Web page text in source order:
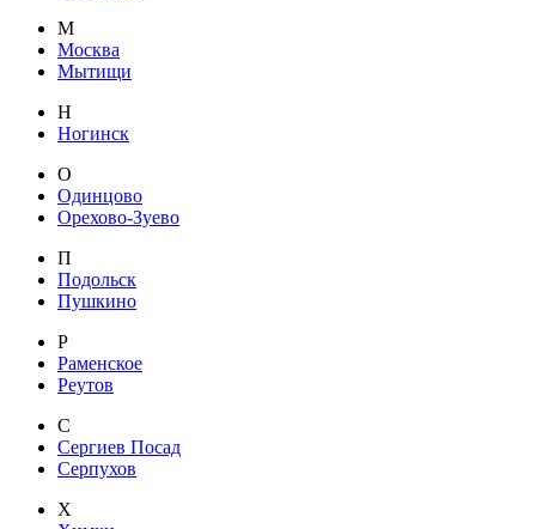
М
Москва
Мытищи
Н
Ногинск
О
Одинцово
Орехово-Зуево
П
Подольск
Пушкино
Р
Раменское
Реутов
С
Сергиев Посад
Серпухов
Х